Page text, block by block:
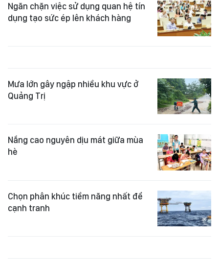
Ngăn chặn việc sử dụng quan hệ tín
dụng tạo sức ép lên khách hàng
Mưa lớn gây ngập nhiều khu vực ở
Quảng Trị
Nắng cao nguyên dịu mát giữa mùa
hè
Chọn phân khúc tiềm năng nhất để
cạnh tranh